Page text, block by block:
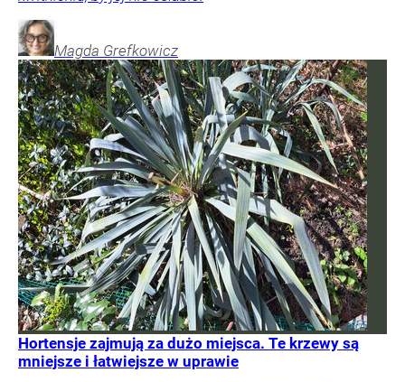
Magda Grefkowicz
Hortensje zajmują za dużo miejsca. Te krzewy są
mniejsze i łatwiejsze w uprawie